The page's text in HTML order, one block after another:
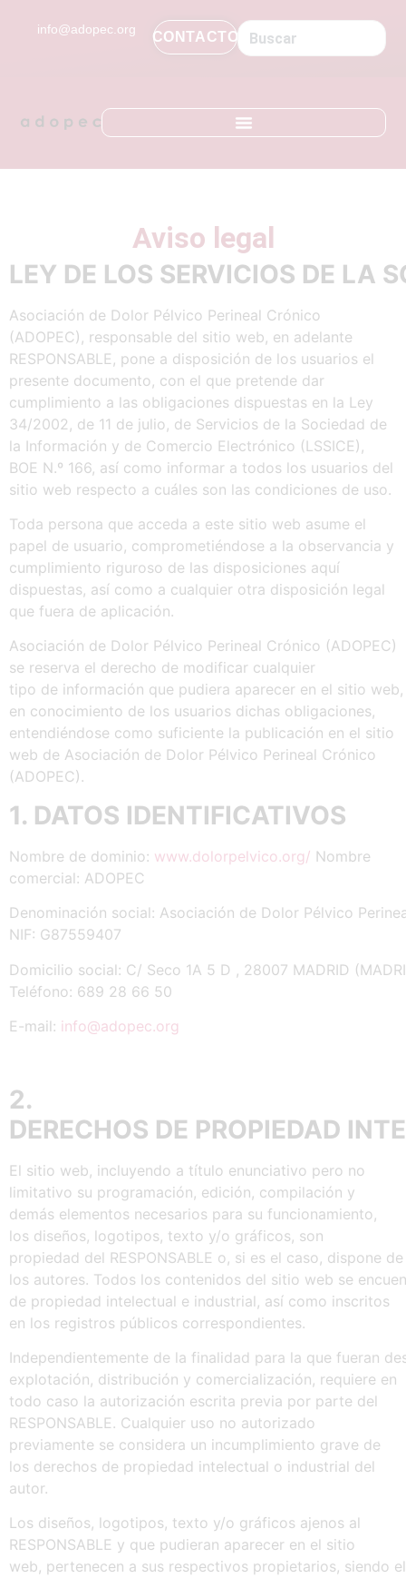
info@adopec.org CONTACTO
Aviso legal
LEY DE LOS SERVICIOS DE LA
Asociación de Dolor Pélvico Perineal Crónico
(ADOPEC), responsable del sitio web, en adelante
RESPONSABLE, pone a disposición de los usuarios el
presente documento, con el que pretende dar
cumplimiento a las obligaciones dispuestas en la Ley
34/2002, de 11 de julio, de Servicios de la Sociedad de
la Información y de Comercio Electrónico (LSSICE),
BOE N.º 166, así como informar a todos los usuarios del
sitio web respecto a cuáles son las condiciones de uso.
Toda persona que acceda a este sitio web asume el
papel de usuario, comprometiéndose a la observancia y
cumplimiento riguroso de las disposiciones aquí
dispuestas, así como a cualquier otra disposición legal
que fuera de aplicación.
Asociación de Dolor Pélvico Perineal Crónico (ADOPEC)
se reserva el derecho de modificar cualquier
tipo de información que pudiera aparecer en el sitio
en conocimiento de los usuarios dichas obligaciones,
entendiéndose como suficiente la publicación en el sitio
web de Asociación de Dolor Pélvico Perineal Crónico
(ADOPEC).
1. DATOS IDENTIFICATIVOS
Nombre de dominio: www.dolorpelvico.org/ Nombre
comercial: ADOPEC
Denominación social: Asociación de Dolor Pélvico
NIF: G87559407
Domicilio social: C/ Seco 1A 5 D , 28007 MADRID
Teléfono: 689 28 66 50
E-mail: info@adopec.org
2.
DERECHOS DE PROPIEDAD
El sitio web, incluyendo a título enunciativo pero no
limitativo su programación, edición, compilación y
demás elementos necesarios para su funcionamiento,
los diseños, logotipos, texto y/o gráficos, son
propiedad del RESPONSABLE o, si es el caso, dispone
los autores. Todos los contenidos del sitio web se
de propiedad intelectual e industrial, así como inscritos
en los registros públicos correspondientes.
Independientemente de la finalidad para la que fueran
explotación, distribución y comercialización, requiere en
todo caso la autorización escrita previa por parte del
RESPONSABLE. Cualquier uso no autorizado
previamente se considera un incumplimiento grave de
los derechos de propiedad intelectual o industrial del
autor.
Los diseños, logotipos, texto y/o gráficos ajenos al
RESPONSABLE y que pudieran aparecer en el sitio
web, pertenecen a sus respectivos propietarios, siendo